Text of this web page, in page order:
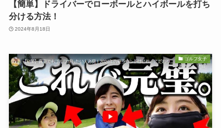
【簡単】ドライバーでローボールとハイボールを打ち
分ける方法！
2024年8月18日
ゴルフ女子